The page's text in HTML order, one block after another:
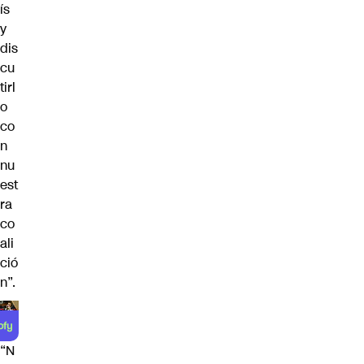
ís
y
dis
cu
tirl
o
co
n
nu
est
ra
co
ali
ció
n”.
“N